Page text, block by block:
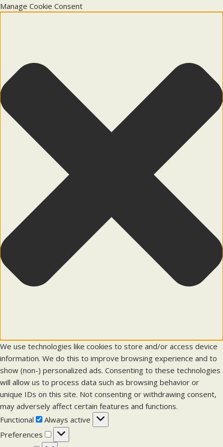
Manage Cookie Consent
We use technologies like cookies to store and/or access device
information. We do this to improve browsing experience and to
show (non-) personalized ads. Consenting to these technologies
will allow us to process data such as browsing behavior or
unique IDs on this site. Not consenting or withdrawing consent,
may adversely affect certain features and functions.
Functional
F
u
n
Always active
Preferences
P
r